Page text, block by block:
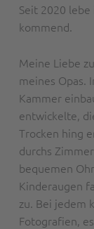
Seit 2020 lebe
kommend.
Meine Liebe
meines Opas.
Kammer
entwickelte,
Trocken hing
durchs
bequemen
Kinderaugen
zu. Bei jedem
Fotografien,